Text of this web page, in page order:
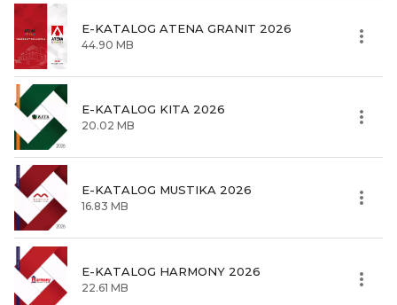
E-KATALOG ATENA GRANIT 2026
44.90 MB
E-KATALOG KITA 2026
20.02 MB
E-KATALOG MUSTIKA 2026
16.83 MB
E-KATALOG HARMONY 2026
22.61 MB